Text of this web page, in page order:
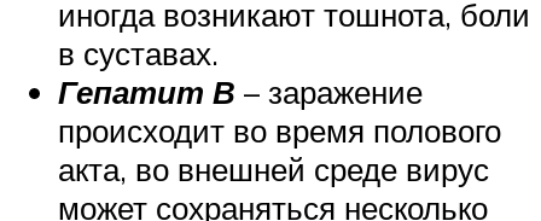
иногда возникают тошнота, боли
в суставах.
Гепатит В – заражение
происходит во время полового
акта, во внешней среде вирус
может сохраняться несколько